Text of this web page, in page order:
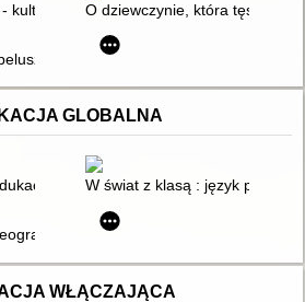
kultura w kobiecie : studia
O dziewczynie, która tęskniła, i
GLOBALNA
globalna : na zajęciach
W świat z klasą : język polski :
: edukacja globalna na zajęciach
WŁĄCZAJĄCA